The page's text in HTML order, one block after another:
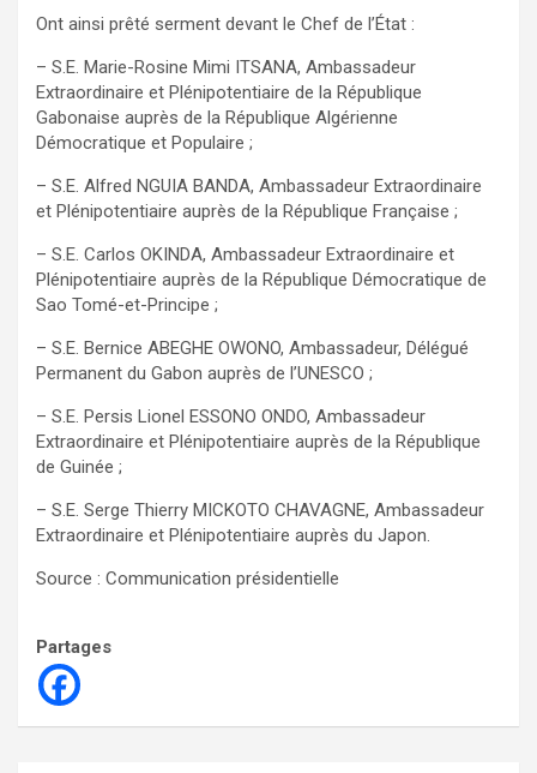
Ont ainsi prêté serment devant le Chef de l’État :
– S.E. Marie-Rosine Mimi ITSANA, Ambassadeur
Extraordinaire et Plénipotentiaire de la République
Gabonaise auprès de la République Algérienne
Démocratique et Populaire ;
– S.E. Alfred NGUIA BANDA, Ambassadeur Extraordinaire
et Plénipotentiaire auprès de la République Française ;
– S.E. Carlos OKINDA, Ambassadeur Extraordinaire et
Plénipotentiaire auprès de la République Démocratique de
Sao Tomé-et-Principe ;
– S.E. Bernice ABEGHE OWONO, Ambassadeur, Délégué
Permanent du Gabon auprès de l’UNESCO ;
– S.E. Persis Lionel ESSONO ONDO, Ambassadeur
Extraordinaire et Plénipotentiaire auprès de la République
de Guinée ;
– ⁠S.E. Serge Thierry MICKOTO CHAVAGNE, Ambassadeur
Extraordinaire et Plénipotentiaire auprès du Japon.
Source : Communication présidentielle
Partages